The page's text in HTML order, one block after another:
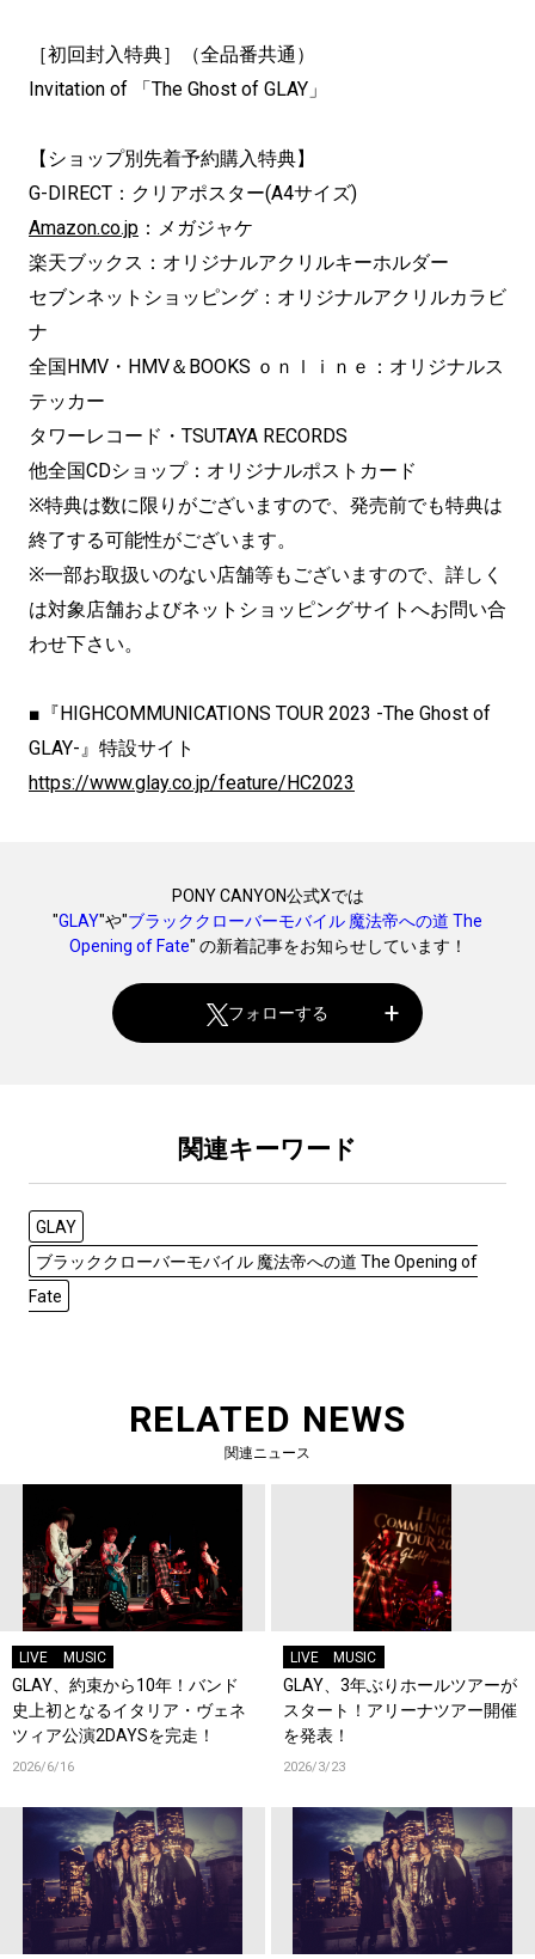
［初回封入特典］（全品番共通）
Invitation of 「The Ghost of GLAY」
【ショップ別先着予約購入特典】
G-DIRECT：クリアポスター(A4サイズ)
Amazon.co.jp ：メガジャケ
楽天ブックス：オリジナルアクリルキーホルダー
セブンネットショッピング：オリジナルアクリルカラビ
ナ
全国HMV・HMV＆BOOKS ｏｎｌｉｎｅ：オリジナルス
テッカー
タワーレコード・TSUTAYA RECORDS
他全国CDショップ：オリジナルポストカード
※特典は数に限りがございますので、発売前でも特典は
終了する可能性がございます。
※一部お取扱いのない店舗等もございますので、詳しく
は対象店舗およびネットショッピングサイトへお問い合
わせ下さい。
■『HIGHCOMMUNICATIONS TOUR 2023 -The Ghost of
GLAY-』特設サイト
https://www.glay.co.jp/feature/HC2023
PONY CANYON公式Xでは
"GLAY"や"ブラッククローバーモバイル 魔法帝への道 The
Opening of Fate" の新着記事をお知らせしています！
フォローする
関連キーワード
GLAY
ブラッククローバーモバイル 魔法帝への道 The Opening of
Fate
RELATED NEWS
関連ニュース
LIVE MUSIC
GLAY、約束から10年！バンド
史上初となるイタリア・ヴェネ
ツィア公演2DAYSを完走！
2026/6/16
LIVE MUSIC
GLAY、3年ぶりホールツアーが
スタート！アリーナツアー開催
を発表！
2026/3/23